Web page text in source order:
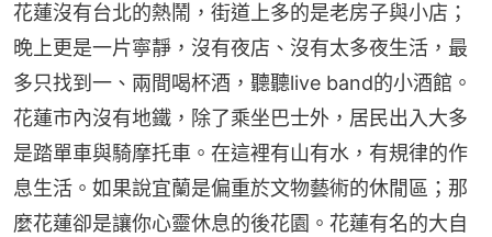
花蓮沒有台北的熱鬧，街道上多的是老房子與小店；
晚上更是一片寧靜，沒有夜店、沒有太多夜生活，最
多只找到一、兩間喝杯酒，聽聽live band的小酒館。
花蓮市內沒有地鐵，除了乘坐巴士外，居民出入大多
是踏單車與騎摩托車。在這裡有山有水，有規律的作
息生活。如果說宜蘭是偏重於文物藝術的休閒區；那
麼花蓮卻是讓你心靈休息的後花園。花蓮有名的大自